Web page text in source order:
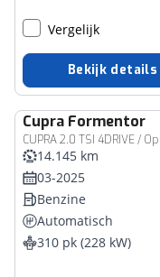
Vergelijk
Bekijk details
Cupra Formentor
CUPRA 2.0 TSI 4DRIVE /
14.145 km
03-2025
Benzine
Automatisch
310 pk (228 kW)